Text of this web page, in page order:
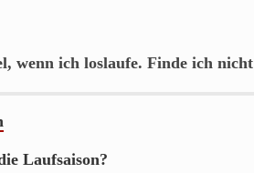
wenn ich loslaufe. Finde ich
Laufsaison?